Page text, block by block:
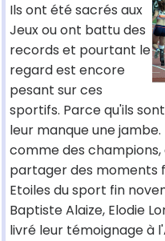
Ils ont été sacrés aux
Jeux ou ont battu des
records et pourtant le
regard est encore
pesant sur ces
sportifs. Parce qu'ils
leur manque une
comme des
partager des moments
Etoiles du sport fin
Baptiste Alaize, Elodie
livré leur témoignage à